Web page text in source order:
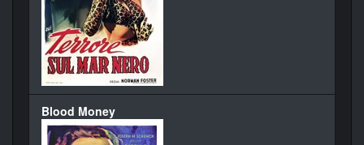
Blood Money